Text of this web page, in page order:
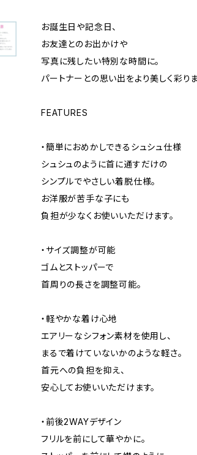
お誕生日や記念日、
お友達とのお出かけや
写真に残したい特別な時間に。
パートナーとの思い出をより美しく彩りま
FEATURES
・簡単におめかしできるシュシュ仕様
シュシュのように首に通すだけの
シンプルでやさしい着脱仕様。
お洋服が苦手な子にも
負担が少なくお使いいただけます。
・サイズ調整が可能
ゴムとストッパーで
首周りの長さを調整可能。
・軽やかな着け心地
エアリーなシフォン素材を使用し、
まるで着けていないかのような軽さ。
首元への負担を抑え、
安心してお使いいただけます。
・前後2WAYデザイン
フリルを前にして華やかに。